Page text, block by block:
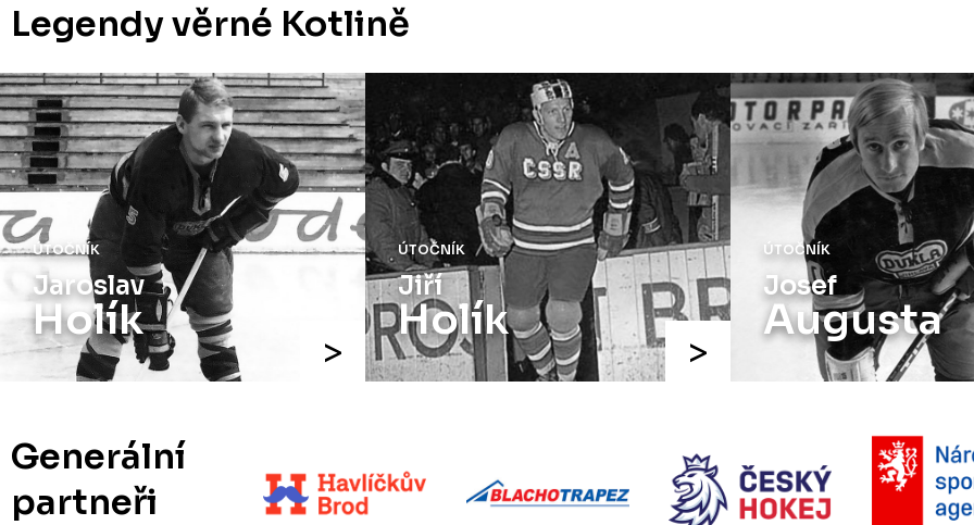
Legendy věrné Kotlině
ÚTOČNÍK
Jaroslav
Holík
ÚTOČNÍK
Jiří
Holík
ÚTOČNÍK
Josef
Augusta
Generální
partneři